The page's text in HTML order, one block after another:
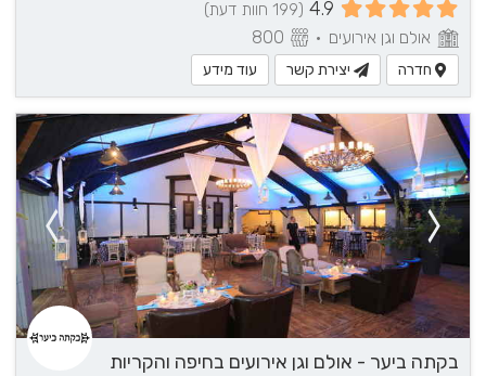
4.9 (199 חוות דעת)
אולם וגן אירועים •
חדרה יצירת קשר עוד מידע
בקתה ביער - אולם וגן אירועים בחיפה והקריות